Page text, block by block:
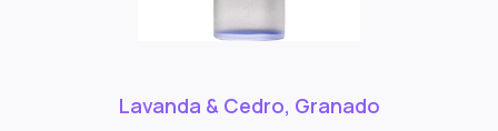
Lavanda & Cedro, Granado